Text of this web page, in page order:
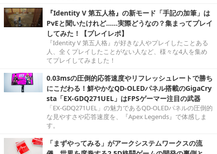
『Identity V 第五人格』の新モード「手記の加筆」は
PvEと聞いたけれど……実際どうなの？集まってプレイ
してみた！【プレイレポ】
『Identity V 第五人格』が好きな人やプレイしたことある
人、全くプレイしたことがない人など、様々な4人を集め
てプレイしてみました！
0.03msの圧倒的応答速度やリフレッシュレートで勝ち
にこだわる！鮮やかなQD-OLEDパネル搭載のGigaCry
sta「EX-GDQ271UEL」はFPSゲーマー注目の武器
「EX-GDQ271UEL」の魅力であるQD-OLEDパネルの圧倒的
な見やすさや応答速度を、『Apex Legends』で体感しま
す。
「まずやってみる」がアークシステムワークスの流